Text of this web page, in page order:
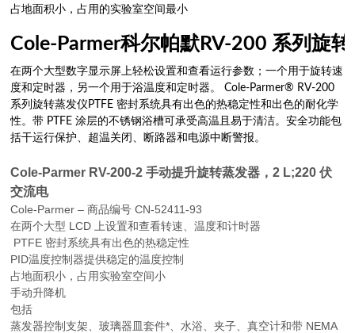
占地面积小，占用的实验室空间最小
Cole-Parmer科尔帕默RV-200 系列旋
在两个大型数字显示屏上轻松设置和查看运行参数；一个用于旋转速
度和定时器，另一个用于浴温度和定时器。 Cole-Parmer® RV-200
系列旋转蒸发仪PTFE 密封系统具有出色的热稳定性和出色的耐化学
性。带 PTFE 涂层的不锈钢浴槽可承受高温且易于清洁。安全功能包
括干运行保护、超温关闭、断路器和电源中断警报。
Cole-Parmer RV-200-2 手动提升旋转蒸发器，2 L;220 伏
交流电
Cole-Parmer – 商品编号 CN-52411-93
在两个大型 LCD 上设置和查看转速、温度和计时器
PTFE 密封系统具有出色的热稳定性
PID温度控制器提供稳定的温度控制
占地面积小，占用实验室空间小
手动升降机
包括
蒸发器控制支架、玻璃器皿套件*、水浴、夹子、真空计和带 NEMA